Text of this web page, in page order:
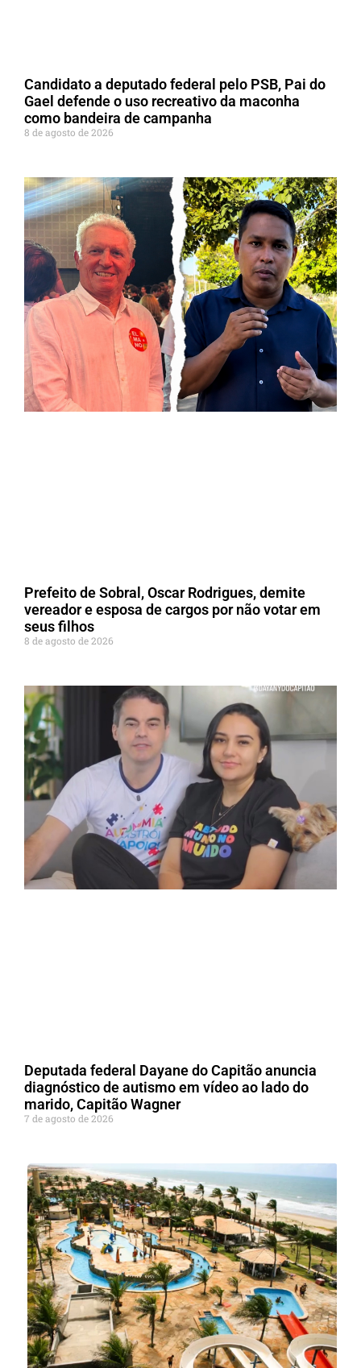
Candidato a deputado federal pelo PSB, Pai do
Gael defende o uso recreativo da maconha
como bandeira de campanha
8 de agosto de 2026
Prefeito de Sobral, Oscar Rodrigues, demite
vereador e esposa de cargos por não votar em
seus filhos
8 de agosto de 2026
Deputada federal Dayane do Capitão anuncia
diagnóstico de autismo em vídeo ao lado do
marido, Capitão Wagner
7 de agosto de 2026